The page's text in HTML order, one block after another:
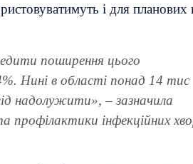
і для планових
поширення цього
Нині в області понад 14 тис
надолужити», – зазначила
профілактики інфекційних